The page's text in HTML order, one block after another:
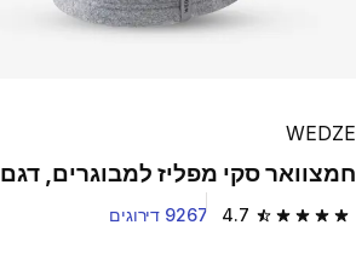
WEDZE
חמצוואר סקי מפליז למבוגרים, דגם TANKA - אפור
4.7 4.7 out of 5 stars from 9267 reviews 9267 דירוגים